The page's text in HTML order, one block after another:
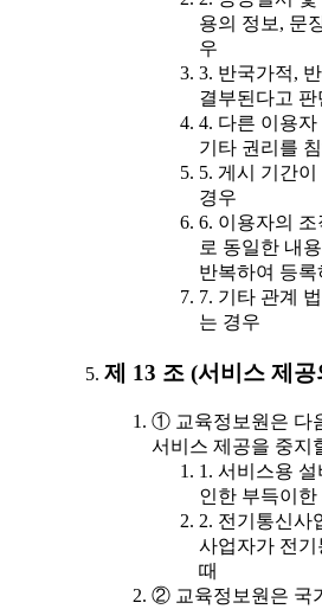
용의 정보, 문
우
3. 반국가적,
결부된다고
4. 다른 이용
기타 권리를
5. 게시 기간
경우
6. 이용자의
로 동일한 내
반복하여 등
7. 기타 관계
는 경우
제 13 조 (서비스 제
① 교육정보원은 다
서비스 제공을 중지
1. 서비스용
인한 부득이한
2. 전기통신사
사업자가 전
때
② 교육정보원은 국